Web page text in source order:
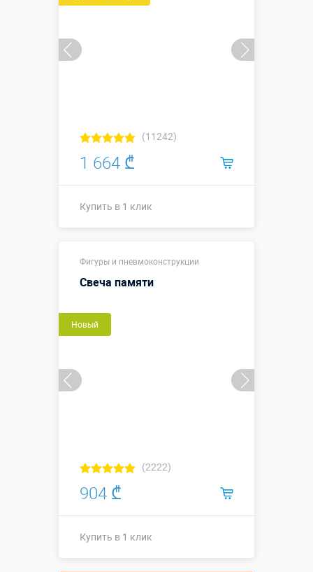
(11242)
1 664 ₾
Купить в 1 клик
Фигуры и пневмоконструкции
Свеча памяти
Новый
(2222)
904 ₾
Купить в 1 клик